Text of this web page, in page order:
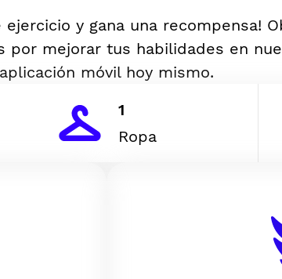
ejercicio y gana una recompensa!
por mejorar tus habilidades en
aplicación móvil hoy mismo.
1
Ropa